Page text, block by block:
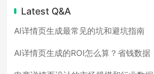
Latest Q&A
AI详情页生成最常见的坑和避坑指南
AI详情页生成的ROI怎么算？省钱数据